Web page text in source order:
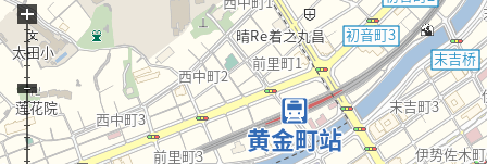
0有便于收藏的步入式衣帽间
■ 比负责人━━━━━━━━━━━━━━━・・・・・
◇也把周围房源合起来，不仅周边环境以及设施的向导
而且，能介绍。
+